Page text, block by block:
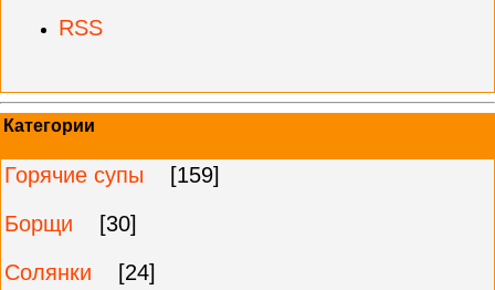
RSS
Категории
Горячие супы
[159]
Борщи
[30]
Солянки
[24]